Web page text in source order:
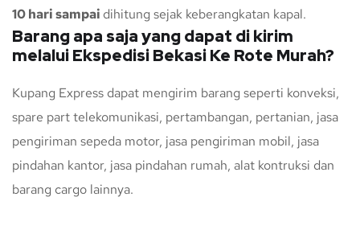
10 hari sampai dihitung sejak keberangkatan kapal.
Barang apa saja yang dapat di kirim
melalui Ekspedisi Bekasi Ke Rote Murah?
Kupang Express dapat mengirim barang seperti konveksi,
spare part telekomunikasi, pertambangan, pertanian, jasa
pengiriman sepeda motor, jasa pengiriman mobil, jasa
pindahan kantor, jasa pindahan rumah, alat kontruksi dan
barang cargo lainnya.